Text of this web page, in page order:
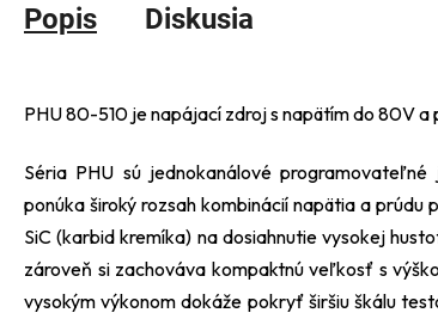
Popis Diskusia
PHU 80-510 je napájací zdroj s napätím do 80V a
Séria PHU sú jednokanálové
ponúka široký rozsah kombinácií napätia a
SiC (karbid kremíka) na dosiahnutie vysokej
zároveň si zachováva kompaktnú veľkosť s
vysokým výkonom dokáže pokryť širšiu škálu